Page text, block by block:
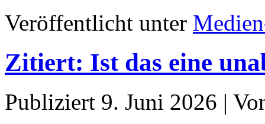
Veröffentlicht unter
Zitiert: Ist das eine
Publiziert 9. Juni 2026 |